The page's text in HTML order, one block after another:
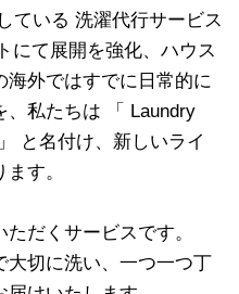
ている 洗濯代行サービス
にて展開を強化、ハウス
海外ではすでに日常的に
、私たちは 「 Laundry
と名付け、新しいライ
す。
だくサービスです。
大切に洗い、一つ一つ丁